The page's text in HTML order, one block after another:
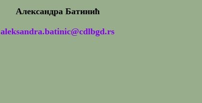
Александра Батинић
aleksandra.batinic@cdlbgd.rs